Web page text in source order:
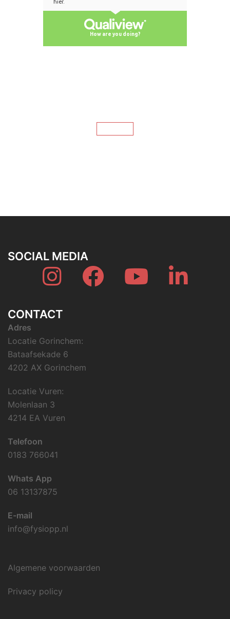
SOCIAL MEDIA
Instagram YouTube
CONTACT
Adres
Locatie Gorinchem:
Bataafsekade 6
4202 AX Gorinchem
Locatie Vuren:
Molenlaan 3
4214 EA Vuren
Telefoon
0183 766041
Whats App
06 13137875
E-mail
info@fysiopp.nl
Algemene voorwaarden
Privacy policy